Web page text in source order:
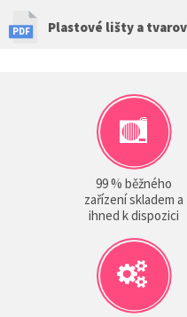
Plastové lišty a
99 % běžného
zařízení skladem a
ihned k dispozici